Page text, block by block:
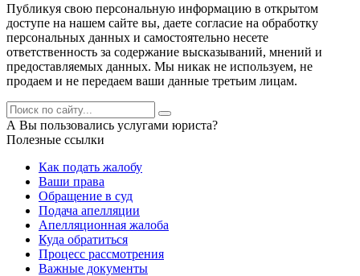
Публикуя свою персональную информацию в открытом
доступе на нашем сайте вы, даете согласие на обработку
персональных данных и самостоятельно несете
ответственность за содержание высказываний, мнений и
предоставляемых данных. Мы никак не используем, не
продаем и не передаем ваши данные третьим лицам.
А Вы пользовались услугами юриста?
Полезные ссылки
Как подать жалобу
Ваши права
Обращение в суд
Подача апелляции
Апелляционная жалоба
Куда обратиться
Процесс рассмотрения
Важные документы